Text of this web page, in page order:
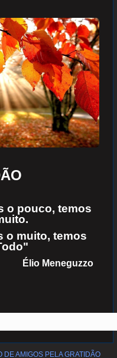
o pouco, temos
o muito, temos
Élio Meneguzzo
DE AMIGOS PELA GRATIDÃO